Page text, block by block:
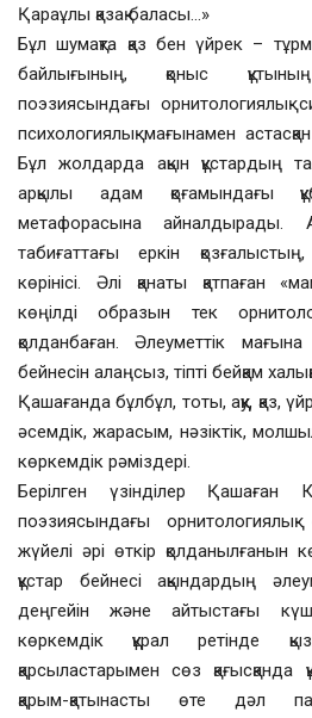
Қараұлы қазақ баласы…»
Бұл шумақта қаз бен үйрек –
байлығының, қоныс
поэзиясындағы орнитологиялық
психологиялық мағынамен астасқан
Бұл жолдарда ақын құстардың
арқылы адам қоғамындағы
метафорасына айналдырады.
табиғаттағы еркін қозғалыстың,
көрінісі. Әлі қанаты қатпаған
көңілді образын тек
қолданбаған. Әлеуметтік
бейнесін алаңсыз, тіпті бейқам
Қашағанда бұлбұл, тоты, аққу, қаз,
әсемдік, жарасым, нәзіктік,
көркемдік рәміздері.
Берілген үзінділер Қашаған
поэзиясындағы
жүйелі әрі өткір қолданылғанын
құстар бейнесі ақындардың
деңгейін және айтыстағы күш
көркемдік құрал ретінде
қарсыластарымен сөз қағысқанда
қарым-қатынасты өте дәл